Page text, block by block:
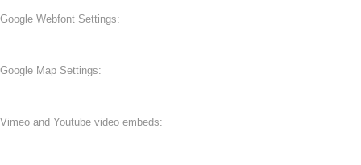
Google Webfont Settings:
Google Map Settings:
Vimeo and Youtube video embeds: